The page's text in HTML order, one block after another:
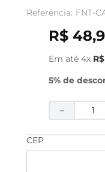
FNT-
R$ 48,
Em até 4x R$
5% de
－
CEP